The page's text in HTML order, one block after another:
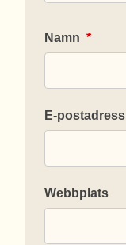
Namn *
E-postadress
Webbplats